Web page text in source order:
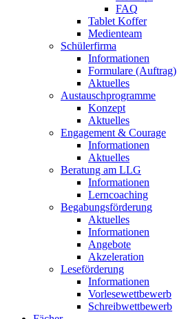
FAQ
Tablet Koffer
Medienteam
Schülerfirma
Informationen
Formulare (Auftrag)
Aktuelles
Austauschprogramme
Konzept
Aktuelles
Engagement & Courage
Informationen
Aktuelles
Beratung am LLG
Informationen
Lerncoaching
Begabungsförderung
Aktuelles
Informationen
Angebote
Akzeleration
Leseförderung
Informationen
Vorlesewettbewerb
Schreibwettbewerb